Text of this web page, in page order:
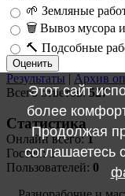
🌱 Земляные
🗑️ Вывоз мусора и
🔨 Подсобные
Результаты | Архив
Всего ответов:527
Статистика
Онлайн всего:1
Гостей:1
Пользователей: 0
Этот сайт
более
Продолжая
соглашаетесь